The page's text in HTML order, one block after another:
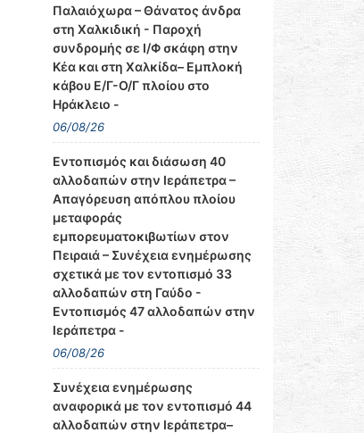
Παλαιόχωρα – Θάνατος άνδρα
στη Χαλκιδική - Παροχή
συνδρομής σε Ι/Φ σκάφη στην
Κέα και στη Χαλκίδα– Εμπλοκή
κάβου Ε/Γ-Ο/Γ πλοίου στο
Ηράκλειο -
06/08/26
Εντοπισμός και διάσωση 40
αλλοδαπών στην Ιεράπετρα –
Απαγόρευση απόπλου πλοίου
μεταφοράς
εμπορευματοκιβωτίων στον
Πειραιά – Συνέχεια ενημέρωσης
σχετικά με τον εντοπισμό 33
αλλοδαπών στη Γαύδο -
Εντοπισμός 47 αλλοδαπών στην
Ιεράπετρα -
06/08/26
Συνέχεια ενημέρωσης
αναφορικά με τον εντοπισμό 44
αλλοδαπών στην Ιεράπετρα–